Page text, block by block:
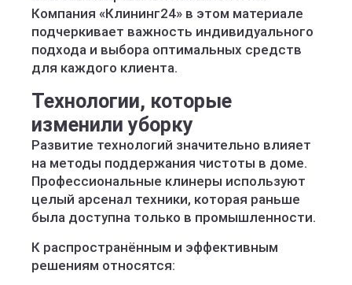
Компания «Клининг24» в этом материале
подчеркивает важность индивидуального
подхода и выбора оптимальных средств
для каждого клиента.
Технологии, которые
изменили уборку
Развитие технологий значительно влияет
на методы поддержания чистоты в доме.
Профессиональные клинеры используют
целый арсенал техники, которая раньше
была доступна только в промышленности.
К распространённым и эффективным
решениям относятся: